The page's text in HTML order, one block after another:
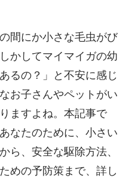
間にか小さな毛虫がび
かしてマイマイガの幼
るの？」と不安に感じ
お子さんやペットがい
ますよね。本記事で
なたのために、小さい
ら、安全な駆除方法、
めの予防策まで、詳し